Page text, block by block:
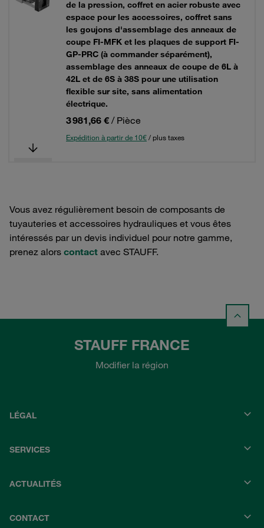
de la pression, coffret en acier robuste avec
espace pour les accessoires, coffret sans
les goujons d'assemblage des anneaux de
coupe FI-MFK et les plaques de support FI-
GP-PRC (à commander séparément),
assemblage des anneaux de coupe de 6L à
42L et de 6S à 38S pour une utilisation
flexible sur site, sans alimentation
électrique.
3 981,66 € / Pièce
Expédition à partir de 10€/ plus taxes
Vous avez régulièrement besoin de composants de
tuyauteries et accessoires hydrauliques et vous êtes
intéressés par un devis individuel pour notre gamme,
prenez alors contact avec STAUFF.
STAUFF FRANCE
Modifier la région
LÉGAL
SERVICES
ACTUALITÉS
CONTACT